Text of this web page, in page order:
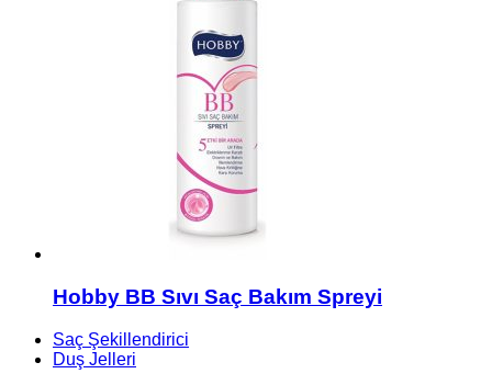
Hobby BB Sıvı Saç Bakım Spreyi
Saç Şekillendirici
Duş Jelleri